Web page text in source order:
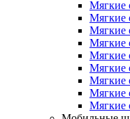
Мягкие
Мягкие
Мягкие
Мягкие
Мягкие
Мягкие
Мягкие
Мягкие
Мягкие